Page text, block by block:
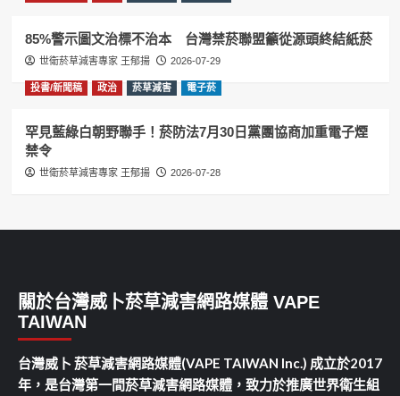
85%警示圖文治標不治本 台灣禁菸聯盟籲從源頭終結紙菸
世衛菸草減害專家 王郁揚 2026-07-29
投書/新聞稿 政治 菸草減害 電子菸
罕見藍綠白朝野聯手！菸防法7月30日黨團協商加重電子煙
禁令
世衛菸草減害專家 王郁揚 2026-07-28
關於台灣威卜菸草減害網路媒體 VAPE
TAIWAN
台灣威卜 菸草減害網路媒體(VAPE TAIWAN Inc.) 成立於2017
年，是台灣第一間菸草減害網路媒體，致力於推廣世界衛生組